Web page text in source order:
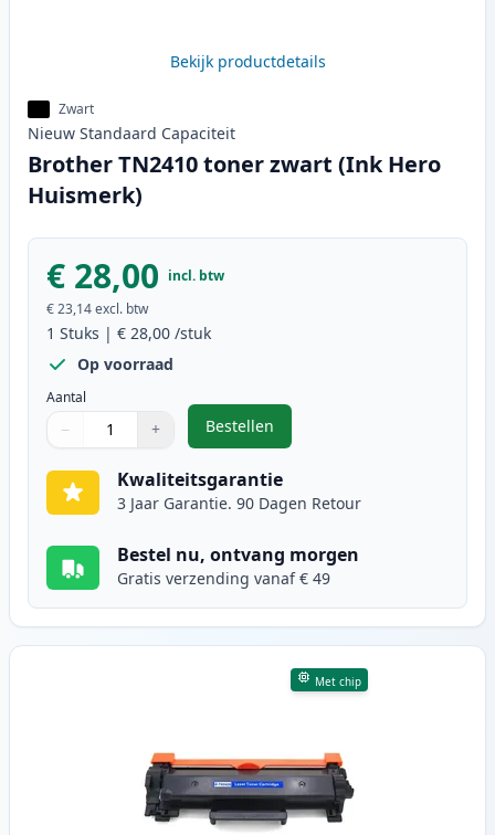
Bekijk productdetails
Zwart
Nieuw Standaard Capaciteit
Brother TN2410 toner zwart (Ink Hero
Huismerk)
€ 28,00 incl. btw
€ 23,14excl. btw
1 Stuks | € 28,00 /stuk
Op voorraad
Aantal
Gebruik de knoppen om aan te passen
− +
1
Bestellen
,Brother TN2410 toner zwart (Ink
Kwaliteitsgarantie
3 Jaar Garantie. 90 Dagen Retour
Bestel nu, ontvang morgen
Gratis verzending vanaf € 49
Met chip